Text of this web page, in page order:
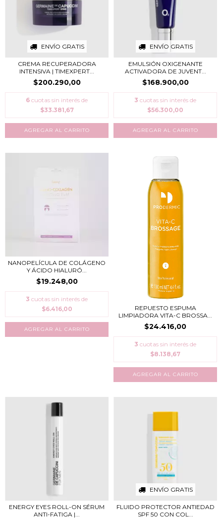
ENVÍO GRATIS
CREMA RECUPERADORA
INTENSIVA | TIMEXPERT...
$200.290,00
6 cuotas sin interés de
$33.381,67
ENVÍO GRATIS
EMULSIÓN OXIGENANTE
ACTIVADORA DE JUVENT...
$168.900,00
3 cuotas sin interés de
$56.300,00
NANOPELÍCULA DE COLÁGENO
Y ÁCIDO HIALURÓ...
$19.248,00
3 cuotas sin interés de
$6.416,00
REPUESTO ESPUMA
LIMPIADORA VITA-C BROSSA...
$24.416,00
3 cuotas sin interés de
$8.138,67
ENERGY EYES ROLL-ON SÉRUM
ANTI-FATIGA |...
ENVÍO GRATIS
FLUIDO PROTECTOR ANTIEDAD
SPF 50 CON COL...